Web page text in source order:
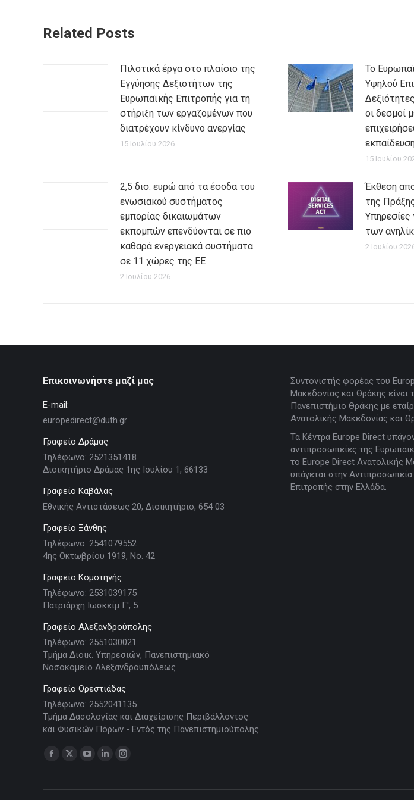
Related Posts
Πιλοτικά έργα στο πλαίσιο της
Εγγύησης Δεξιοτήτων της
Ευρωπαϊκής Επιτροπής για τη
στήριξη των εργαζομένων που
διατρέχουν κίνδυνο ανεργίας
15 Ιουλίου 2026
Το
Υψηλού
οι δεσμοί
15 Ιουλίου
2,5 δισ. ευρώ από τα έσοδα του
ενωσιακού συστήματος
εμπορίας δικαιωμάτων
εκπομπών επενδύονται σε πιο
καθαρά ενεργειακά συστήματα
σε 11 χώρες της ΕΕ
2 Ιουλίου 2026
Έκθεση
της
Υπηρεσίες
των
2 Ιουλίου
Επικοινωνήστε μαζί μας
E-mail:
europedirect@duth.gr
Γραφείο Δράμας
Τηλέφωνο: 2521351418
Διοικητήριο Δράμας 1ης Ιουλίου 1, 66133
Γραφείο Καβάλας
Εθνικής Αντιστάσεως 20, Διοικητήριο, 654 03
Γραφείο Ξάνθης
Τηλέφωνο: 2541079552
4ης Οκτωβρίου 1919, Νο. 42
Γραφείο Κομοτηνής
Τηλέφωνο: 2531039175
Πατριάρχη Ιωσκείμ Γ', 5
Γραφείο Αλεξανδρούπολης
Τηλέφωνο: 2551030021
Τμήμα Διοικ. Υπηρεσιών, Πανεπιστημιακό
Νοσοκομείο Αλεξανδρουπόλεως
Γραφείο Ορεστιάδας
Τηλέφωνο: 2552041135
Τμήμα Δασολογίας και Διαχείρισης Περιβάλλοντος
και Φυσικών Πόρων - Εντός της Πανεπιστημιούπολης
Find us on:
Facebook
opens
X
opens
YouTube
opens
Linkedin
opens
Instagram
opens
Συντονιστής φορέας του
Μακεδονίας και Θράκης είναι
Πανεπιστήμιο Θράκης με
Ανατολικής Μακεδονίας και
Τα Κέντρα Europe Direct
αντιπροσωπείες της
το Europe Direct Ανατολικής
υπάγεται στην
Επιτροπής στην Ελλάδα.